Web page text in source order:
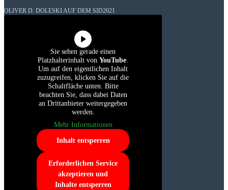
OLIVER D. DOLESKI AUF DEM SID2021
Sie sehen gerade einen
Platzhalterinhalt von YouTube.
Um auf den eigentlichen Inhalt
zuzugreifen, klicken Sie auf die
Schaltfläche unten. Bitte
beachten Sie, dass dabei Daten
an Drittanbieter weitergegeben
werden.
Mehr Informationen
Inhalt entsperren
Erforderlichen Service
akzeptieren und
Inhalte entsperren